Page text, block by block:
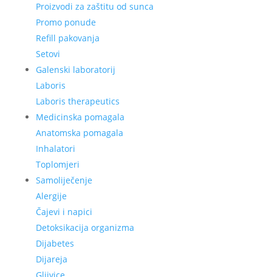
Proizvodi za zaštitu od sunca
Promo ponude
Refill pakovanja
Setovi
Galenski laboratorij
Laboris
Laboris therapeutics
Medicinska pomagala
Anatomska pomagala
Inhalatori
Toplomjeri
Samoliječenje
Alergije
Čajevi i napici
Detoksikacija organizma
Dijabetes
Dijareja